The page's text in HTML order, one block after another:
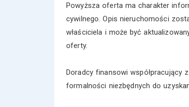
Powyższa oferta ma charakter
cywilnego. Opis nieruchomości
właściciela i może być
oferty.
Doradcy finansowi współpracujący
formalności niezbędnych do